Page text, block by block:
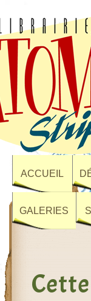
ACCUEIL
GALERIES